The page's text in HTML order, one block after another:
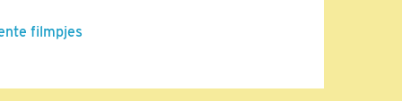
filmpjes